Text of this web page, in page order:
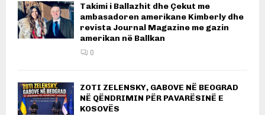
Takimi i Ballazhit dhe Çekut me
ambasadoren amerikane Kimberly dhe
revista Journal Magazine me gazin
amerikan në Ballkan
0
ZOTI ZELENSKY, GABOVE NË BEOGRAD
NË QËNDRIMIN PËR PAVARËSINË E
KOSOVËS